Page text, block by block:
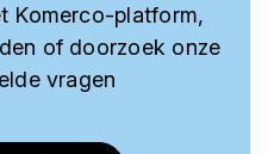
Komerco-platform,
of doorzoek onze
vragen